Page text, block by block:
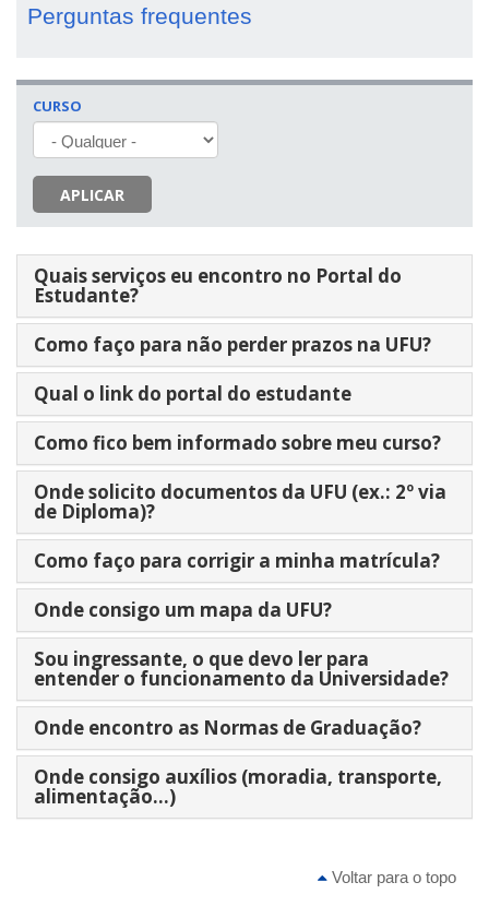
Perguntas frequentes
CURSO
APLICAR
Quais serviços eu encontro no Portal do
Estudante?
Como faço para não perder prazos na UFU?
Qual o link do portal do estudante
Como fico bem informado sobre meu curso?
Onde solicito documentos da UFU (ex.: 2º via
de Diploma)?
Como faço para corrigir a minha matrícula?
Onde consigo um mapa da UFU?
Sou ingressante, o que devo ler para
entender o funcionamento da Universidade?
Onde encontro as Normas de Graduação?
Onde consigo auxílios (moradia, transporte,
alimentação...)
Voltar para o topo